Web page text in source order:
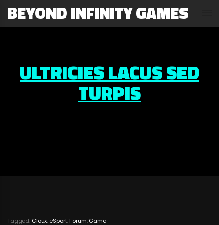
BEYOND INFINITY GAMES
ULTRICIES LACUS SED
TURPIS
Tagged: Cloux, eSport, Forum, Game